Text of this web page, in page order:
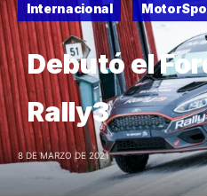
Internacional
Debutó el
Rally3
8 DE MARZO DE 2021